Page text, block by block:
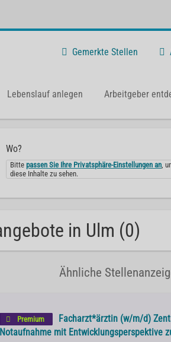
Gemerkte Stellen
Lebenslauf anlegen Arbeitgeber
Wo?
Bittepassen Sie Ihre Privatsphäre-Einstellungen an,
diese Inhalte zu sehen.
in Ulm (0)
Ähnliche
Premium
Facharzt*ärztin (w/m/d)
Notaufnahme mit Entwicklungsperspektive